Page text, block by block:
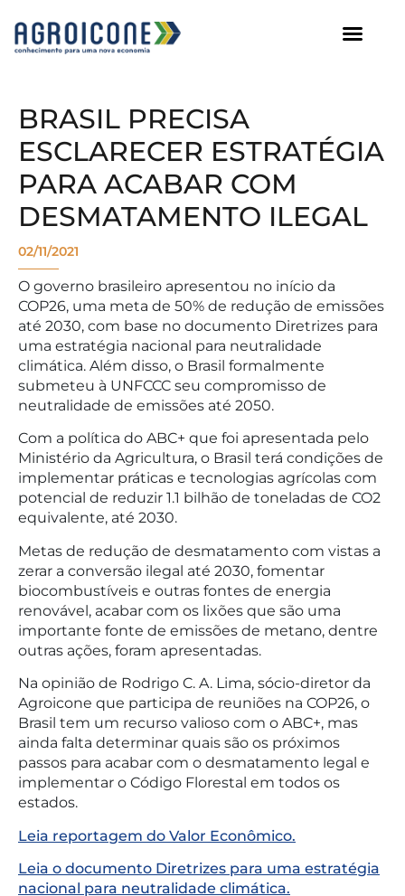
BRASIL PRECISA
ESCLARECER ESTRATÉGIA
PARA ACABAR COM
DESMATAMENTO ILEGAL
02/11/2021
O governo brasileiro apresentou no início da
COP26, uma meta de 50% de redução de emissões
até 2030, com base no documento Diretrizes para
uma estratégia nacional para neutralidade
climática. Além disso, o Brasil formalmente
submeteu à UNFCCC seu compromisso de
neutralidade de emissões até 2050.
Com a política do ABC+ que foi apresentada pelo
Ministério da Agricultura, o Brasil terá condições de
implementar práticas e tecnologias agrícolas com
potencial de reduzir 1.1 bilhão de toneladas de CO2
equivalente, até 2030.
Metas de redução de desmatamento com vistas a
zerar a conversão ilegal até 2030, fomentar
biocombustíveis e outras fontes de energia
renovável, acabar com os lixões que são uma
importante fonte de emissões de metano, dentre
outras ações, foram apresentadas.
Na opinião de Rodrigo C. A. Lima, sócio-diretor da
Agroicone que participa de reuniões na COP26, o
Brasil tem um recurso valioso com o ABC+, mas
ainda falta determinar quais são os próximos
passos para acabar com o desmatamento legal e
implementar o Código Florestal em todos os
estados.
Leia reportagem do Valor Econômico.
Leia o documento Diretrizes para uma estratégia
nacional para neutralidade climática.